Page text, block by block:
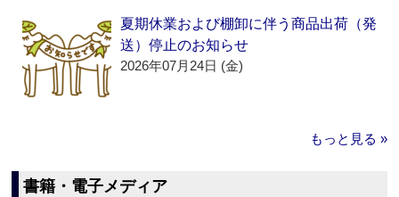
夏期休業および棚卸に伴う商品出荷（発
送）停止のお知らせ
2026年07月24日 (金)
もっと見る »
書籍・電子メディア